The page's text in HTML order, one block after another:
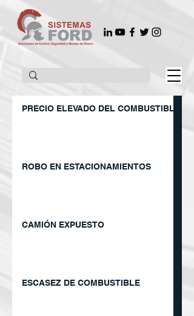
PRECIO ELEVADO DEL COMBUSTIBLE
ROBO EN ESTACIONAMIENTOS
CAMIÓN EXPUESTO
ESCASEZ DE COMBUSTIBLE